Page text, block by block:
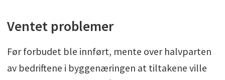
Ventet problemer
Før forbudet ble innført, mente over halvparten
av bedriftene i byggenæringen at tiltakene ville